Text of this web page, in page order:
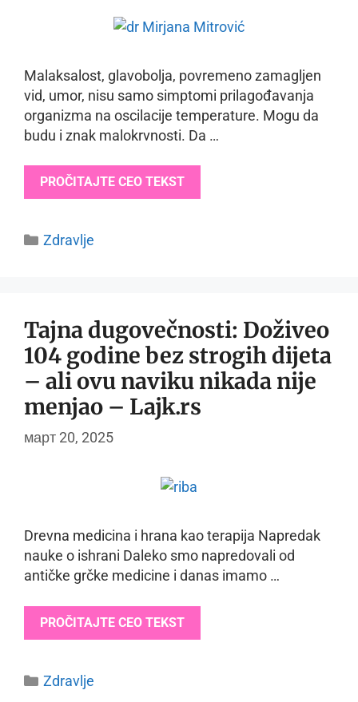
Malaksalost, glavobolja, povremeno zamagljen
vid, umor, nisu samo simptomi prilagođavanja
organizma na oscilacije temperature. Mogu da
budu i znak malokrvnosti. Da …
PROČITAJTE CEO TEKST
Categories
Zdravlje
Tajna dugovečnosti: Doživeo
104 godine bez strogih dijeta
– ali ovu naviku nikada nije
menjao – Lajk.rs
март 20, 2025
Drevna medicina i hrana kao terapija Napredak
nauke o ishrani Daleko smo napredovali od
antičke grčke medicine i danas imamo …
PROČITAJTE CEO TEKST
Categories
Zdravlje